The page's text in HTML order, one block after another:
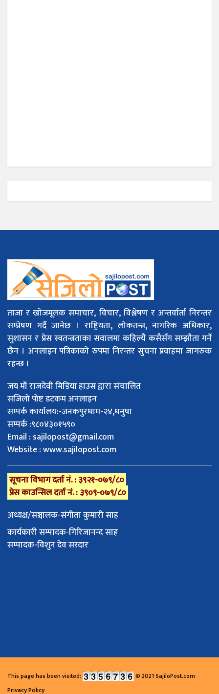
ताजा र खोजमूलक समाचार, विचार, विश्लेषण र अन्तर्वार्ता निरन्तर
सम्प्रेषण गर्दै जानेछ । राष्ट्रियता, लोकतन्त्र, नागरिक अधिकार,
सुशासन र प्रेस स्वतन्त्रताका सवालमा कहिल्यै कसैसँग सम्झौता गर्ने
छैन । अनलाइन पत्रिकाको रुपमा निरन्तर सुचना प्रवाहमा जागरुक
रहन्छ ।
जय माँ राजदेवी मिडिया हाउस द्वारा संचालित
सजिलो पोष्ट डटकम अनलाइन
सम्पर्क कार्यालय:-जनकपुरधाम-२४,धनुषा
सम्पर्क :९८०४३०१५९०
Email : sajilopost@gmail.com
Website : www.sajilopost.com
सूचना विभाग दर्ता नं. : ३९२१-०७९/८०
प्रेस काउन्सिल दर्ता नं. : ३९०९-०७९/८०
अध्यक्ष/सञ्चालक-संगीता कुमारी साह
कार्यकारी सम्पादक-गिरिजानन्द साह
सम्पादक-विशुन देव सरदार
This page has been visited: © 2021 SajiloPost.com
Privacy Policy